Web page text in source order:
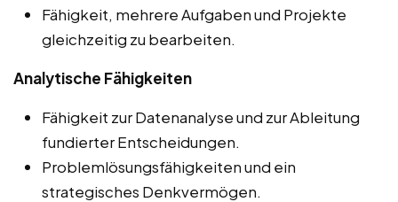
Fähigkeit, mehrere Aufgaben und Projekte
gleichzeitig zu bearbeiten.
Analytische Fähigkeiten
Fähigkeit zur Datenanalyse und zur Ableitung
fundierter Entscheidungen.
Problemlösungsfähigkeiten und ein
strategisches Denkvermögen.